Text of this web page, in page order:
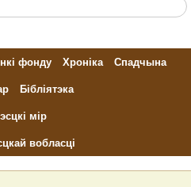
фонду Хроніка
Спадчына
Бібліятэка
мір
вобласці